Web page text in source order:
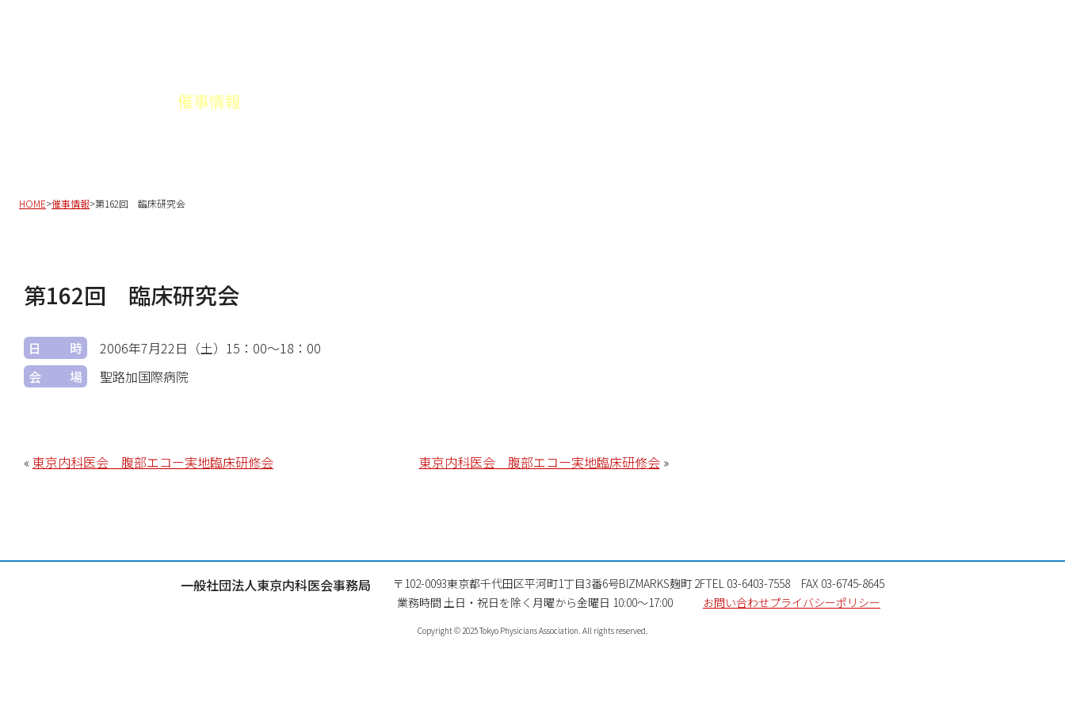
催事情報
HOME>催事情報>第162回 臨床研究会
第162回 臨床研究会
日時 2006年7月22日（土） 15：00～18：00
会場
聖路加国際病院
«東京内科医会 腹部エコー実地臨床研修会 東京内科医会 腹部エコー実地臨床研修会»
一般社団法人東京内科医会事務局 〒102-0093東京都千代田区平河町1丁目3番6号BIZMARKS麹町 2FTEL 03-6403-7558 FAX 03-6745-8645
業務時間 土日・祝日を除く月曜から金曜日 10:00～17:00 お問い合わせプライバシーポリシー
Copyright © 2025 Tokyo Physicians Association. All rights reserved.